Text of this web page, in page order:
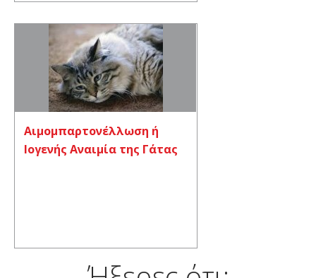
Αιμομπαρτονέλλωση ή
Ιογενής Αναιμία της Γάτας